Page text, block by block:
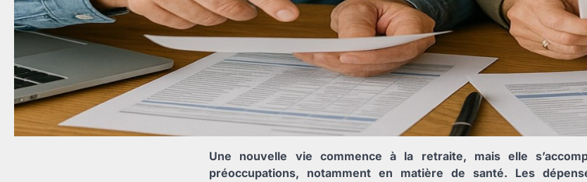
Une nouvelle vie commence à la retraite, mais elle
préoccupations, notamment en matière de santé. Les